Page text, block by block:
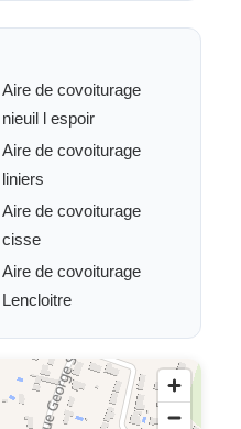
Aire de covoiturage
nieuil l espoir
Aire de covoiturage
liniers
Aire de covoiturage
cisse
Aire de covoiturage
Lencloitre